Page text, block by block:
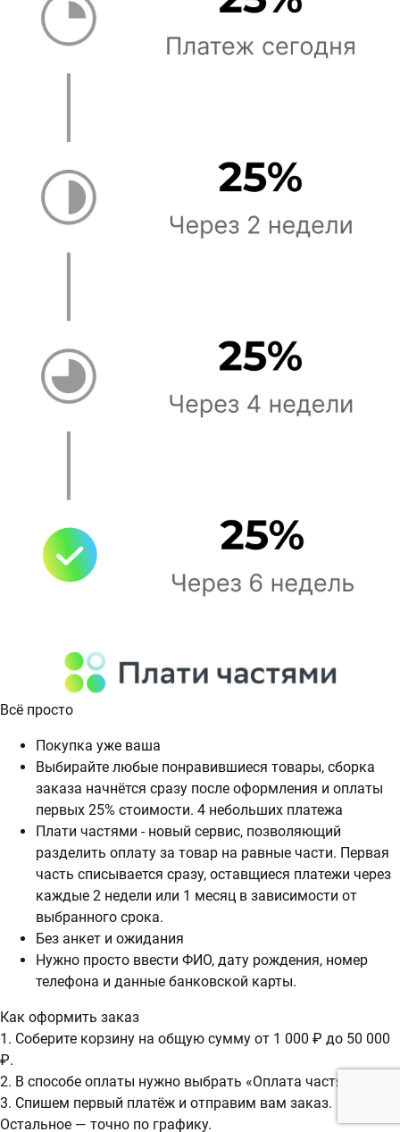
Всё просто
Покупка уже ваша
Выбирайте любые понравившиеся товары, сборка
заказа начнётся сразу после оформления и оплаты
первых 25% стоимости. 4 небольших платежа
Плати частями - новый сервис, позволяющий
разделить оплату за товар на равные части. Первая
часть списывается сразу, оставщиеся платежи через
каждые 2 недели или 1 месяц в зависимости от
выбранного срока.
Без анкет и ожидания
Нужно просто ввести ФИО, дату рождения, номер
телефона и данные банковской карты.
Как оформить заказ
1. Соберите корзину на общую сумму от 1 000 ₽ до 50 000
₽.
2. В способе оплаты нужно выбрать «Оплата частями».
3. Спишем первый платёж и отправим вам заказ.
Остальное — точно по графику.